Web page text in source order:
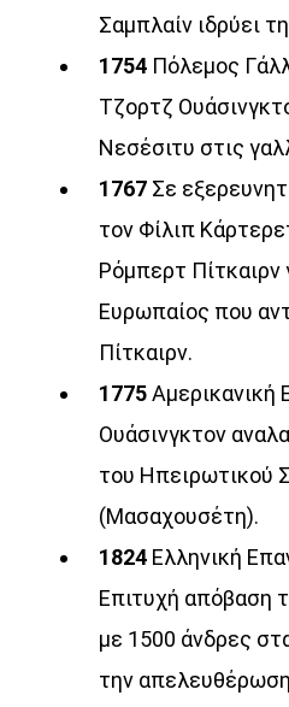
Discover
UPCOMING SHOWS
«Στο βάθος κήπος»
08:30
22:00
Σημεία & Τέρατα
12:00
14:00
Μέρα Μεσημέρι
Μια Θάλασσα
14:00
15:00
15:00
22:55
Σαμπλαίν ιδρύει
1754 Πόλεμος
Τζορτζ
Νεσέσιτυ στις
1767 Σε
τον Φίλιπ
Ρόμπερτ Πίτκαιρν
Ευρωπαίος που
Πίτκαιρν.
1775Αμερικανική
Ουάσινγκτον
του Ηπειρωτικού
(Μασαχουσέτη).
1824 Ελληνική
Επιτυχή απόβαση
με 1500 άνδρες
την